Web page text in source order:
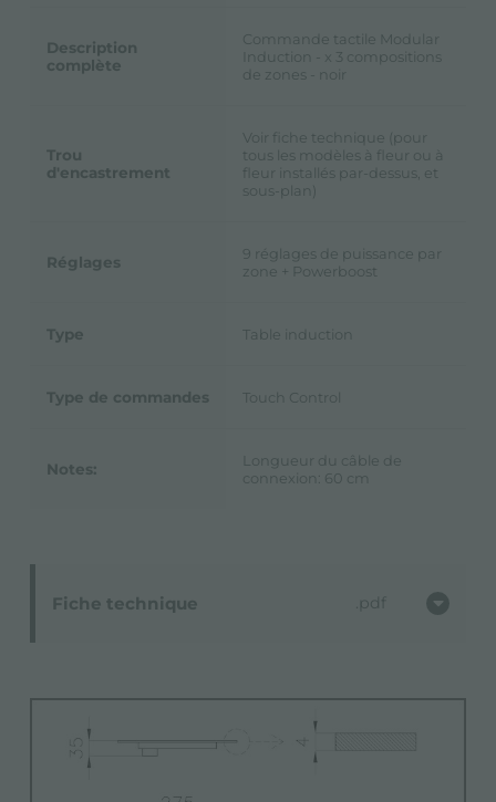
Fiche technique pdf
Description
complète
Commande tactile Modular
Induction - x 3 compositions
de zones - noir
Trou
d'encastrement
Voir fiche technique (pour
tous les modèles à fleur ou à
fleur installés par-dessus, et
sous-plan)
Réglages
9 réglages de puissance par
zone + Powerboost
Type Table induction
Type de commandes Touch Control
Notes:
Longueur du câble de
connexion: 60 cm